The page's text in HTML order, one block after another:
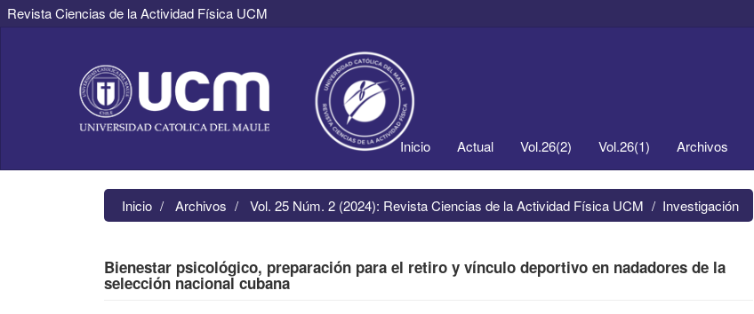
Revista Ciencias de la Actividad Física UCM
Contenido
principal
Inicio Actual Vol.26(2) Vol.26(1) Archivos
Inicio Archivos Vol. 25 Núm. 2 (2024): Revista Ciencias de la Actividad Física UCM Investigación
Bienestar psicológico, preparación para el retiro y vínculo deportivo en nadadores de la
selección nacional cubana